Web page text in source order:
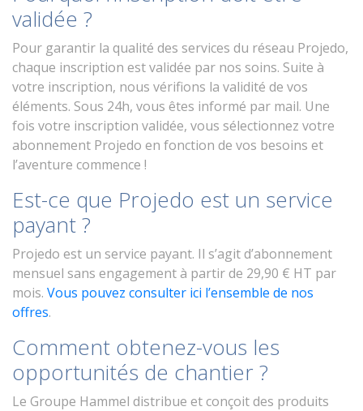
validée ?
Pour garantir la qualité des services du réseau Projedo,
chaque inscription est validée par nos soins. Suite à
votre inscription, nous vérifions la validité de vos
éléments. Sous 24h, vous êtes informé par mail. Une
fois votre inscription validée, vous sélectionnez votre
abonnement Projedo en fonction de vos besoins et
l’aventure commence !
Est-ce que Projedo est un service
payant ?
Projedo est un service payant. Il s’agit d’abonnement
mensuel sans engagement à partir de 29,90 € HT par
mois. Vous pouvez consulter ici l’ensemble de nos
offres.
Comment obtenez-vous les
opportunités de chantier ?
Le Groupe Hammel distribue et conçoit des produits